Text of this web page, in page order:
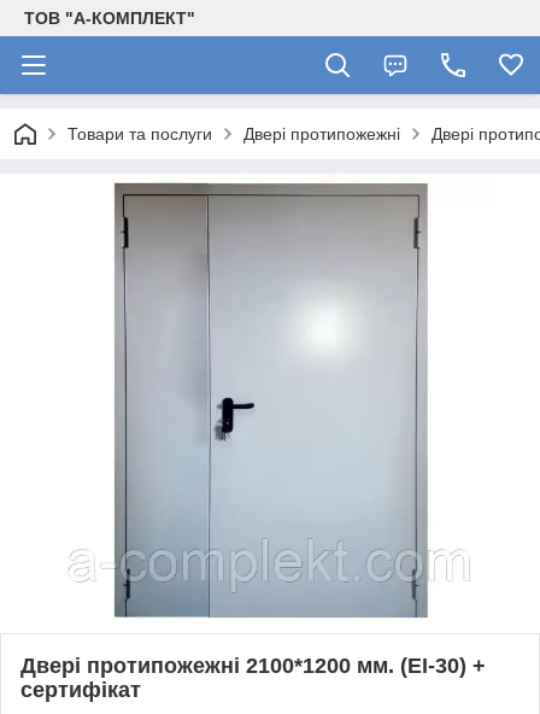
ТОВ "А-КОМПЛЕКТ"
Товари та послуги Двері протипожежні Двері
Двері протипожежні 2100*1200 мм. (ЕІ-30) +
сертифікат